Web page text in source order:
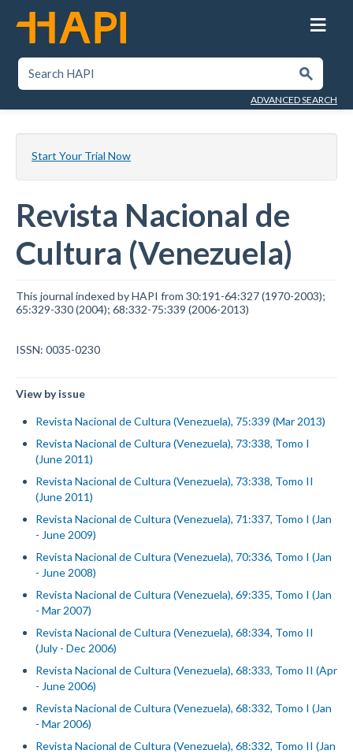
to
content
SEARCH HAPI
Submit
ADVANCED SEARCH
Start Your Trial Now
Revista Nacional de
Cultura (Venezuela)
This journal indexed by HAPI from 30:191-64:327 (1970-2003);
65:329-330 (2004); 68:332-75:339 (2006-2013)
ISSN: 0035-0230
View by issue
Revista Nacional de Cultura (Venezuela), 75:339 (Mar 2013)
Revista Nacional de Cultura (Venezuela), 73:338, Tomo I
(June 2011)
Revista Nacional de Cultura (Venezuela), 73:338, Tomo II
(June 2011)
Revista Nacional de Cultura (Venezuela), 71:337, Tomo I (Jan
- June 2009)
Revista Nacional de Cultura (Venezuela), 70:336, Tomo I (Jan
- June 2008)
Revista Nacional de Cultura (Venezuela), 69:335, Tomo I (Jan
- Mar 2007)
Revista Nacional de Cultura (Venezuela), 68:334, Tomo II
(July - Dec 2006)
Revista Nacional de Cultura (Venezuela), 68:333, Tomo II (Apr
- June 2006)
Revista Nacional de Cultura (Venezuela), 68:332, Tomo I (Jan
- Mar 2006)
Revista Nacional de Cultura (Venezuela), 68:332, Tomo II (Jan